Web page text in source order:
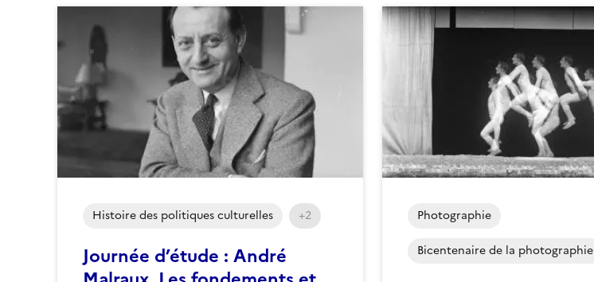
Journée d’étude : André
Histoire des politiques culturelles +2 Photographie
Bicentenaire de la photographie